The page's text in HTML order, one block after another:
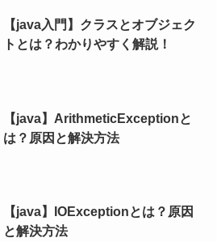
【java入門】クラスとオブジェク
トとは？わかりやすく解説！
【java】ArithmeticExceptionと
は？原因と解決方法
【java】IOExceptionとは？原因
と解決方法